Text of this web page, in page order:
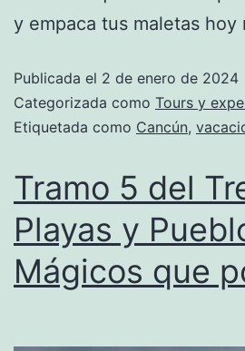
y empaca tus maletas hoy
Publicada el 2 de enero de 2024
Categorizada como Tours y
Etiquetada como Cancún,
Tramo 5 del
Playas y
Mágicos que